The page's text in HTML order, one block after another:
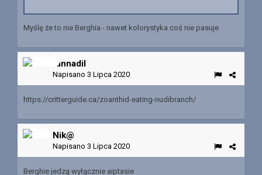
Myślę że to nie Berghia - nawet kolorystyka coś nie pasuje
fannadil
Napisano 3 Lipca 2020
https://critterguide.ca/zoanthid-eating-nudibranch/
Nik@
Napisano 3 Lipca 2020
Berghie jedzą wyłącznie aiptasie